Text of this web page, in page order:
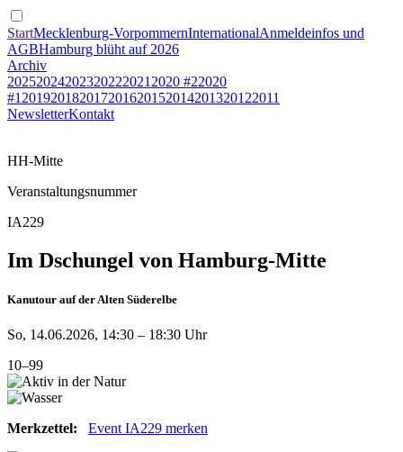
StartMecklenburg-VorpommernInternationalAnmeldeinfos und
AGBHamburg blüht auf 2026
Archiv
20252024202320222021 2020 #22020
#1 201920182017201620152014201320122011
NewsletterKontakt
HH-Mitte
Veranstaltungsnummer
IA229
Im Dschungel von Hamburg-Mitte
Kanutour auf der Alten Süderelbe
So, 14.06.2026, 14:30 – 18:30 Uhr
10–99
Merkzettel: Event IA229 merken